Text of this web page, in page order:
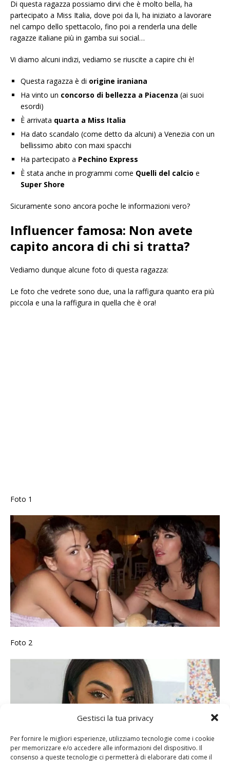
Gestisci la tua privacy
Per fornire le migliori esperienze, utilizziamo tecnologie come i cookie
per memorizzare e/o accedere alle informazioni del dispositivo. Il
consenso a queste tecnologie ci permetterà di elaborare dati come il
Di questa ragazza possiamo dirvi che è molto bella, ha
partecipato a Miss Italia, dove poi da li, ha iniziato a lavorare
nel campo dello spettacolo, fino poi a renderla una delle
ragazze italiane più in gamba sui social…
Vi diamo alcuni indizi, vediamo se riuscite a capire chi è!
Questa ragazza è di origine iraniana
Ha vinto un concorso di bellezza a Piacenza (ai suoi
esordi)
È arrivata quarta a Miss Italia
Ha dato scandalo (come detto da alcuni) a Venezia con un
bellissimo abito con maxi spacchi
Ha partecipato a Pechino Express
È stata anche in programmi come Quelli del calcio e
Super Shore
Sicuramente sono ancora poche le informazioni vero?
Influencer famosa: Non avete
capito ancora di chi si tratta?
Vediamo dunque alcune foto di questa ragazza:
Le foto che vedrete sono due, una la raffigura quanto era più
piccola e una la raffigura in quella che è ora!
Foto 1
Foto 2